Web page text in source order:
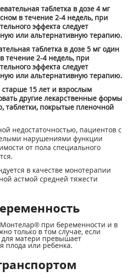
таблетка в дозе 4 мг
в течение 2-4 недель, при
эффекта следует
или альтернативную терапию.
таблетка в дозе 5 мг один
течение 2-4 недель, при
эффекта следует
или альтернативную терапию.
15 лет и взрослым
другие лекарственные формы
таблетки, покрытые пленочной
недостаточностью, пациентов с
нарушениями функции
от пола специального
в качестве монотерапии
астмой средней тяжести
при беременности и в
только в том случае, если
для матери превышает
плода или ребенка.